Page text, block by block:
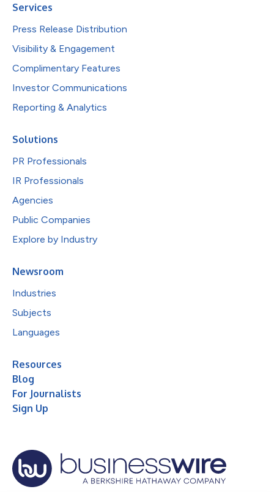
Services
Press Release Distribution
Visibility & Engagement
Complimentary Features
Investor Communications
Reporting & Analytics
Solutions
PR Professionals
IR Professionals
Agencies
Public Companies
Explore by Industry
Newsroom
Industries
Subjects
Languages
Resources
Blog
For Journalists
Sign Up